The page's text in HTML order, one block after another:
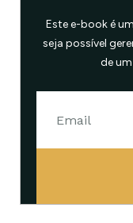
Este e-book é
seja possível
de